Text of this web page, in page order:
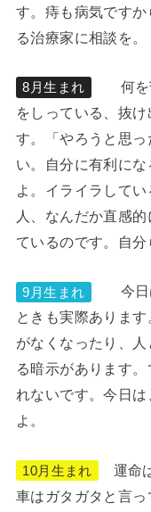
す。痔も病気です
る治療家に相談を。
8月生まれ
何を苦
をしっている、抜
す。「やろうと思
い。自分に有利に
よ。イライラして
人、なんだか直感
ているのです。自分
9月生まれ
今日は
ときも実際ありま
がなくなったり、
る暗示があります
れないです。今日
よ。
10月生まれ
運命
車はガタガタと言